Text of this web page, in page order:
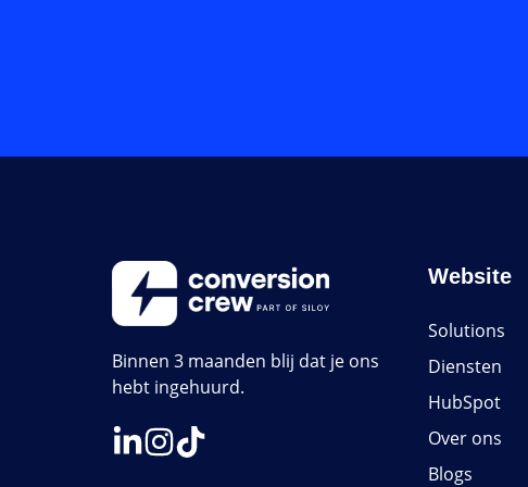
Binnen 3 maanden blij dat je ons
hebt ingehuurd.
Website
Solutions
Diensten
HubSpot
Over ons
Blogs